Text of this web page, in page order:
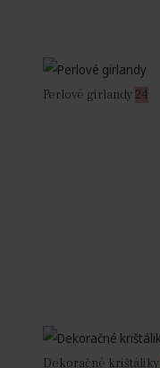
Perlové girlandy24
Dekoračné krištáliky